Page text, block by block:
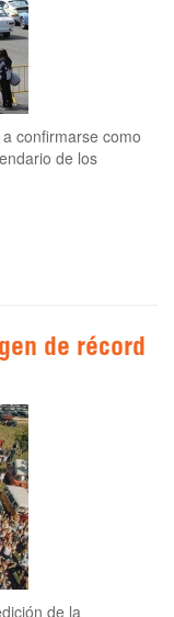
confirmarse como
de los
de récord
de la